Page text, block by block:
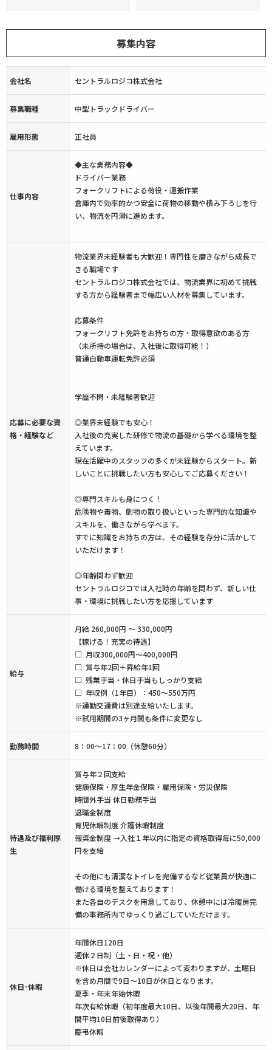
募集内容
会社名 セントラルロジコ株式会社
募集職種 中型トラックドライバー
雇用形態 正社員
仕事内容
◆主な業務内容◆
ドライバー業務
フォークリフトによる荷役・運搬作業
倉庫内で効率的かつ安全に荷物の移動や積み下ろしを行
い、物流を円滑に進めます。
応募に必要な資
格・経験など
物流業界未経験者も大歓迎！専門性を磨きながら成長で
きる職場です
セントラルロジコ株式会社では、物流業界に初めて挑戦
する方から経験者まで幅広い人材を募集しています。
応募条件
フォークリフト免許をお持ちの方・取得意欲のある方
（未所持の場合は、入社後に取得可能！）
普通自動車運転免許必須
学歴不問・未経験者歓迎
◎業界未経験でも安心！
入社後の充実した研修で物流の基礎から学べる環境を整
えています。
現在活躍中のスタッフの多くが未経験からスタート。新
しいことに挑戦したい方も安心してご応募ください！
◎専門スキルも身につく！
危険物や毒物、劇物の取り扱いといった専門的な知識や
スキルを、働きながら学べます。
すでに知識をお持ちの方は、その経験を存分に活かして
いただけます！
◎年齢問わず歓迎
セントラルロジコでは入社時の年齢を問わず、新しい仕
事・環境に挑戦したい方を応援しています
給与
月給 260,000円 ～ 330,000円
【稼げる！充実の待遇】
□ 月収300,000円～400,000円
□ 賞与年2回＋昇給年1回
□ 残業手当・休日手当もしっかり支給
□ 年収例（1年目）：450～550万円
※通勤交通費は別途支給いたします。
※試用期間の3ヶ月間も条件に変更なし
勤務時間 8：00〜17：00（休憩60分）
待遇及び福利厚
生
賞与年２回支給
健康保険・厚生年金保険・雇用保険・労災保険
時間外手当 休日勤務手当
退職金制度
育児休暇制度 介護休暇制度
報奨金制度 →入社１年以内に指定の資格取得毎に50,000
円を支給
その他にも清潔なトイレを完備するなど従業員が快適に
働ける環境を整えております！
また各自のデスクを用意しており、休憩中には冷暖房完
備の事務所内でゆっくり過ごしていただけます。
休日･休暇
年間休日120日
週休２日制（土・日・祝・他）
※休日は会社カレンダーによって変わりますが、土曜日
を含め月間で9日～10日が休日となります。
夏季・年末年始休暇
年次有給休暇（初年度最大10日、以後年間最大20日、年
間平均10日前後取得あり）
慶弔休暇